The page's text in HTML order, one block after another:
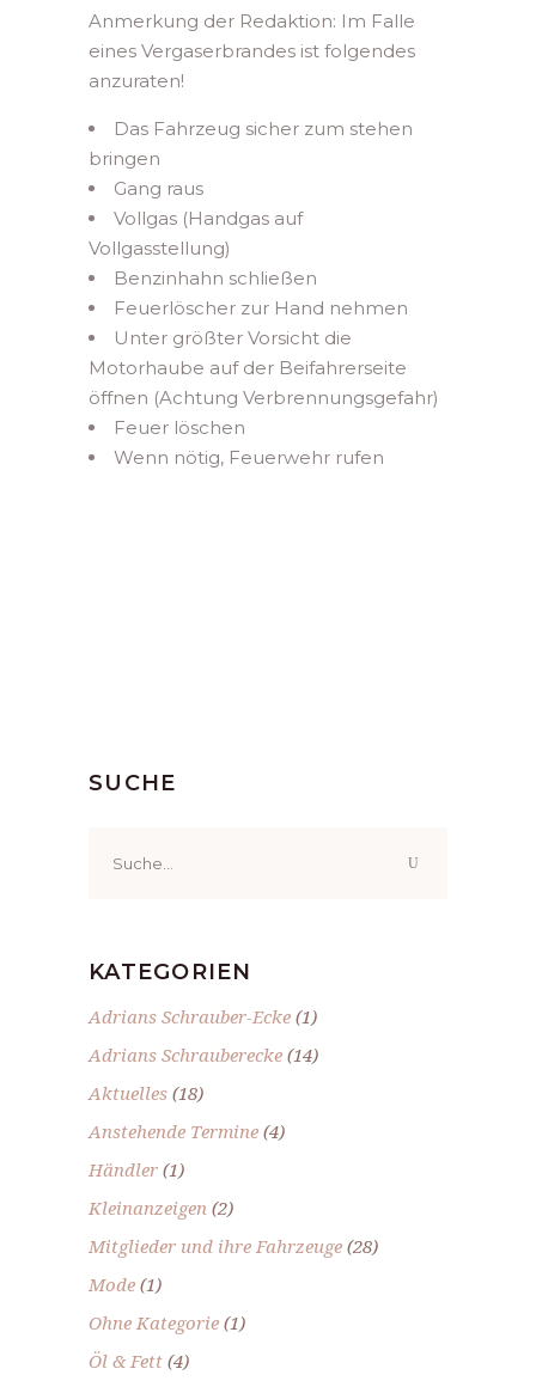
Anmerkung der Redaktion: Im Falle
eines Vergaserbrandes ist folgendes
anzuraten!
Das Fahrzeug sicher zum stehen
bringen
Gang raus
Vollgas (Handgas auf
Vollgasstellung)
Benzinhahn schließen
Feuerlöscher zur Hand nehmen
Unter größter Vorsicht die
Motorhaube auf der Beifahrerseite
öffnen (Achtung Verbrennungsgefahr)
Feuer löschen
Wenn nötig, Feuerwehr rufen
SUCHE
for:
KATEGORIEN
Adrians Schrauber-Ecke (1)
Adrians Schrauberecke (14)
Aktuelles (18)
Anstehende Termine (4)
Händler (1)
Kleinanzeigen (2)
Mitglieder und ihre Fahrzeuge (28)
Mode (1)
Ohne Kategorie (1)
Öl & Fett (4)